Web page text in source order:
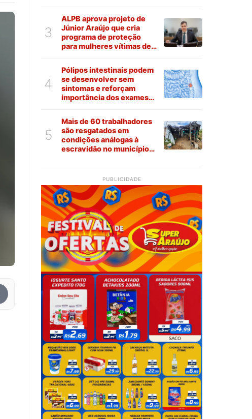
3
ALPB aprova projeto de
Júnior Araújo que cria
programa de proteção
para mulheres vítimas de
4
Pólipos intestinais podem
se desenvolver sem
sintomas e reforçam
importância dos exames
5
Mais de 60 trabalhadores
são resgatados em
condições análogas à
escravidão no município
PUBLICIDADE